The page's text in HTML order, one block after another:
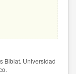
Biblat. Universidad